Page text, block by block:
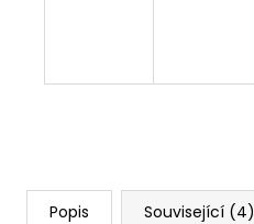
Popis Související (4)